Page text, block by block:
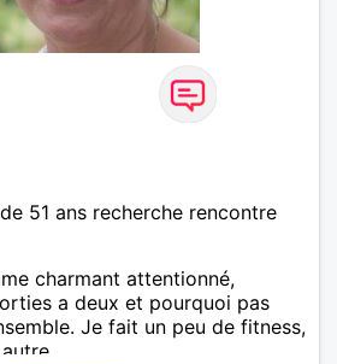
51 ans recherche rencontre
charmant attentionné,
a deux et pourquoi pas
Je fait un peu de fitness,